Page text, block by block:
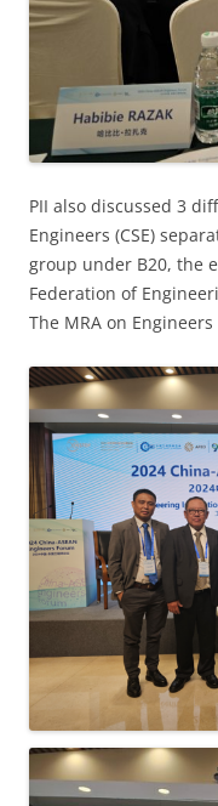
PII also discussed 3
Engineers (CSE)
group under B20, the
Federation of
The MRA on